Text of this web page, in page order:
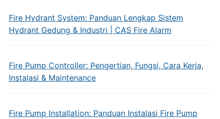
Fire Hydrant System: Panduan Lengkap Sistem
Hydrant Gedung & Industri | CAS Fire Alarm
Fire Pump Controller: Pengertian, Fungsi, Cara Kerja,
Instalasi & Maintenance
Fire Pump Installation: Panduan Instalasi Fire Pump